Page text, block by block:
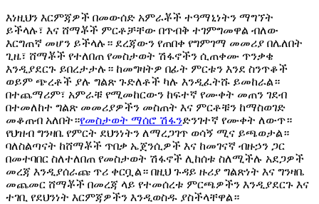
እነዚህን እርምጃዎች በመውሰድ አምራቾች ተዓማኒነትን ማግኘት
ይችላሉ፣ እና ሸማቾች ምርቶቻቸው በጥብቅ ተገምግመዋል ብለው
እርግጠኛ መሆን ይችላሉ። ደረጃውን የጠበቀ የግምገማ መመሪያ በሌለበት
ጊዜ፣ ሸማቾች የተለበጠ የመስታወት ሽፋኖችን ሲጠቀሙ ጥንቃቄ
እንዲያደርጉ ይበረታታሉ። ከመግዛትዎ በፊት ምርቱን እንደ ስንጥቆች
ወይም ጭረቶች ያሉ ግልጽ ጉድለቶች ካሉ እንዲፈትሹ ይመከራል።
በተጨማሪም፣ አምራቹ የሚመከርውን ከፍተኛ የሙቀት መጠን ገደብ
በተመለከተ ግልጽ መመሪያዎችን መስጠት እና ምርቶቹን ከማስወገድ
መቆጠብ አለበት።የመስታወት ማሰሮ ሽፋንድንገተኛ የሙቀት ለውጥ።
የህዝብ ግንዛቤ የምርት ደህንነትን ለማረጋገጥ ወሳኝ ሚና ይጫወታል።
ባለስልጣናት ከሸማቾች ጥበቃ ኤጀንሲዎች እና ከመገናኛ ብዙኃን ጋር
በመተባበር ስለተለበጠ የመስታወት ሽፋኖች ሊከሰቱ ስለሚችሉ አደጋዎች
መረጃ እንዲያሰራጩ ጥሪ ቀርቧል። በዚህ ጉዳይ ዙሪያ ግልጽነት እና ግንዛቤ
መጨመር ሸማቾች በመረጃ ላይ የተመሰረቱ ምርጫዎችን እንዲያደርጉ እና
ተገቢ የደህንነት እርምጃዎችን እንዲወስዱ ያስችላቸዋል።